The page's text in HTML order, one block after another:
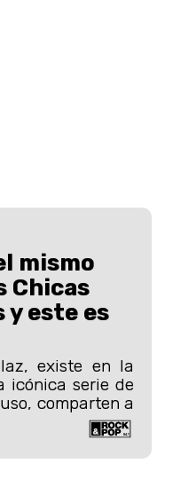
mismo
Chicas
y este es
existe en la
icónica serie de
comparten a